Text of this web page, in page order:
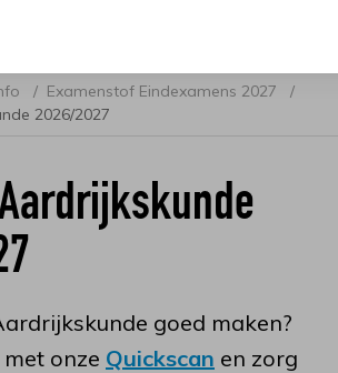
Examenstof Eindexamens 2027
2026/2027
goed maken?
onze Quickscan en zorg